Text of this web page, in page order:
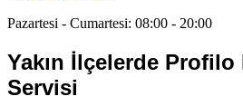
Pazartesi - Cumartesi: 08:00 - 20:00
Yakın İlçelerde Profilo
Servisi